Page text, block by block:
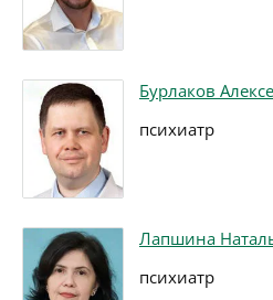
Бурлаков
психиатр
Лапшина
психиатр